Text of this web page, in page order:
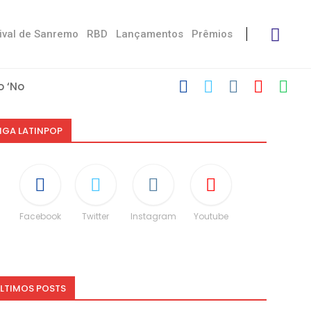
de Sanremo RBD Lançamentos Prêmios
Stress’
LATINPOP
Facebook Twitter Instagram Youtube
POSTS